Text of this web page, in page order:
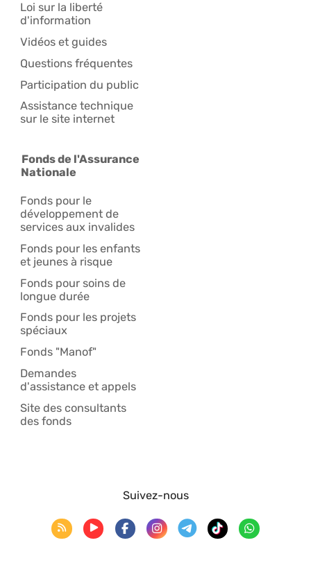
Loi sur la liberté
d'information
Vidéos et guides
Questions fréquentes
Participation du public
Assistance technique
sur le site internet
Fonds de l'Assurance
Nationale
Fonds pour le
développement de
services aux invalides
Fonds pour les enfants
et jeunes à risque
Fonds pour soins de
longue durée
Fonds pour les projets
spéciaux
Fonds "Manof"
Demandes
d'assistance et appels
Site des consultants
des fonds
Suivez-nous